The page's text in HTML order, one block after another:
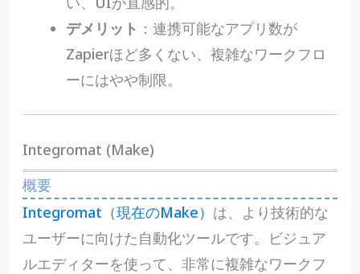
デメリット ：連携可能なアプリ数が
Zapierほど多くない、複雑なワークフロ
ーにはやや制限。
Integromat (Make)
概要
Integromat（現在のMake） は、より技術的な
ユーザーに向けた自動化ツールです。ビジュア
ルエディターを使って、非常に複雑なワークフ